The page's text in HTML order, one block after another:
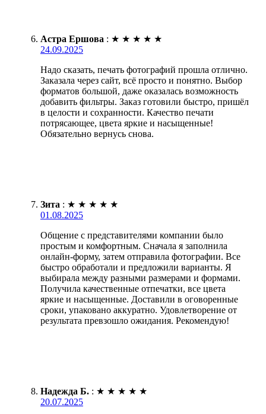
Астра Ершова : ★ ★ ★ ★ ★
24.09.2025
Надо сказать, печать фотографий прошла отлично.
Заказала через сайт, всё просто и понятно. Выбор
форматов большой, даже оказалась возможность
добавить фильтры. Заказ готовили быстро, пришёл
в целости и сохранности. Качество печати
потрясающее, цвета яркие и насыщенные!
Обязательно вернусь снова.
Зита : ★ ★ ★ ★ ★
01.08.2025
Общение с представителями компании было
простым и комфортным. Сначала я заполнила
онлайн-форму, затем отправила фотографии. Все
быстро обработали и предложили варианты. Я
выбирала между разными размерами и формами.
Получила качественные отпечатки, все цвета
яркие и насыщенные. Доставили в оговоренные
сроки, упаковано аккуратно. Удовлетворение от
результата превзошло ожидания. Рекомендую!
Надежда Б. : ★ ★ ★ ★ ★
20.07.2025